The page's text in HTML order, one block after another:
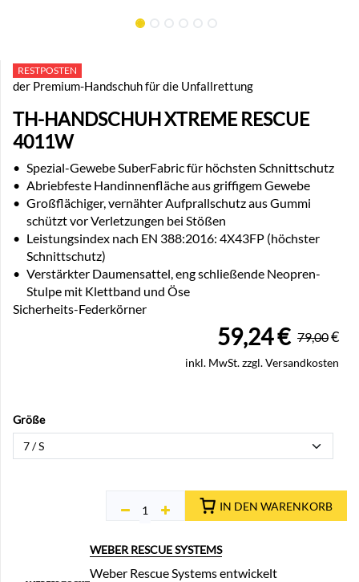
RESTPOSTEN
der Premium-Handschuh für die Unfallrettung
TH-HANDSCHUH XTREME RESCUE
4011W
• Spezial-Gewebe SuberFabric für höchsten Schnittschutz
• Abriebfeste Handinnenfläche aus griffigem Gewebe
• Großflächiger, vernähter Aufprallschutz aus Gummi
schützt vor Verletzungen bei Stößen
• Leistungsindex nach EN 388:2016: 4X43FP (höchster
Schnittschutz)
• Verstärkter Daumensattel, eng schließende Neopren-
Stulpe mit Klettband und Öse
Sicherheits-Federkörner
59,24€ 79,00€
inkl. MwSt. zzgl. Versandkosten
Größe
IN DEN WARENKORB
WEBER RESCUE SYSTEMS
Weber Rescue Systems entwickelt